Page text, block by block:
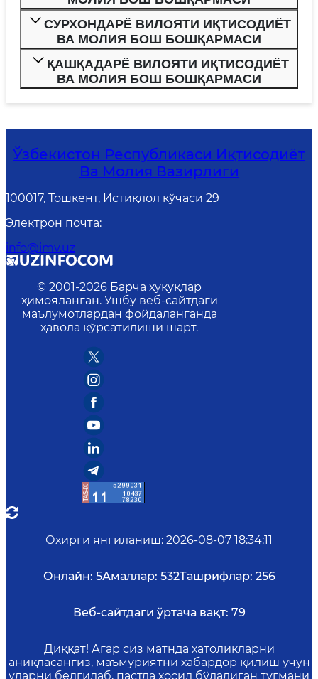
СУРХОНДАРЁ ВИЛОЯТИ ИҚТИСОДИЁТ
ВА МОЛИЯ БОШ БОШҚАРМАСИ
ҚАШҚАДАРЁ ВИЛОЯТИ ИҚТИСОДИЁТ
ВА МОЛИЯ БОШ БОШҚАРМАСИ
Ўзбекистон Республикаси Иқтисодиёт
Ва Молия Вазирлиги
100017, Тошкент, Истиқлол кўчаси 29
Электрон почта:
info@imv.uz
© 2001-2026 Барча ҳуқуқлар
ҳимояланган. Ушбу веб-сайтдаги
маълумотлардан фойдаланганда
ҳавола кўрсатилиши шарт.
Охирги янгиланиш: 2026-08-07 18:34:11
Онлайн: 5Амаллар: 532Ташрифлар: 256
Веб-сайтдаги ўртача вақт: 79
Диққат! Агар сиз матнда хатоликларни
аниқласангиз, маъмуриятни хабардор қилиш учун
уларни белгилаб, пастда ҳосил бўладиган тугмани